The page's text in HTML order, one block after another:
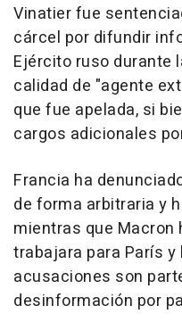
Vinatier fue
cárcel por difundir
Ejército ruso durante
calidad de "agente
que fue apelada, si
cargos adicionales
Francia ha
de forma arbitraria y
mientras que Macron
trabajara para París y
acusaciones son
desinformación por